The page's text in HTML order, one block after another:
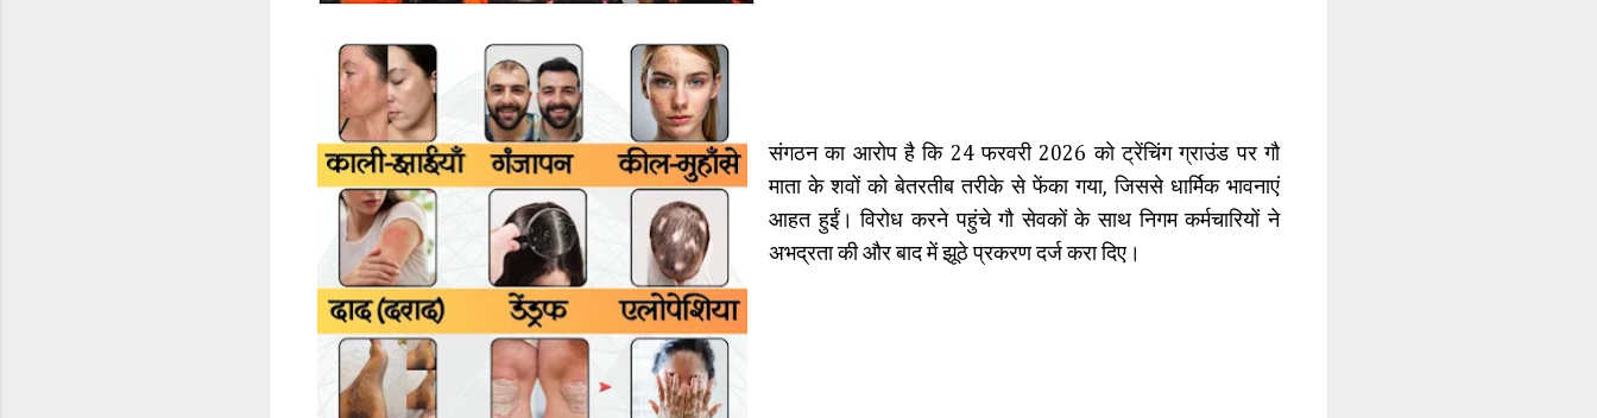
संगठन का आरोप है कि 24 फरवरी 2026 को ट्रेंचिंग ग्राउंड पर गौ
माता के शवों को बेतरतीब तरीके से फेंका गया, जिससे धार्मिक भावनाएं
आहत हुईं। विरोध करने पहुंचे गौ सेवकों के साथ निगम कर्मचारियों ने
अभद्रता की और बाद में झूठे प्रकरण दर्ज करा दिए।